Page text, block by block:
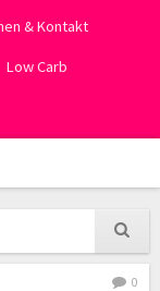
& Kontakt
Low Carb
0